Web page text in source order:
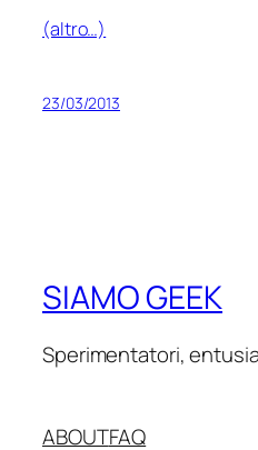
(altro…)
23/03/2013
SIAMO GEEK
Sperimentatori,
ABOUTFAQ